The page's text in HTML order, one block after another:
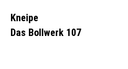
Kneipe
Das Bollwerk 107